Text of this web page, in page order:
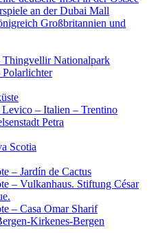
an der Dubai Mall
Großbritannien und
Thingvellir Nationalpark
Polarlichter
– Italien – Trentino
Petra
Scotia
– Jardín de Cactus
– Vulkanhaus. Stiftung César
– Casa Omar Sharif
Kirkenes-Bergen